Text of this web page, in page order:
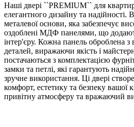
Наші двері ``PREMIUM`` для
елегантного дизайну та надійності.
металевої основи, яка забезпечує
оздоблені МДФ панелями, що
інтер'єру. Кожна панель оброблена
деталей, виражаючи якість і
постачаються з комплектацією
замки та петлі, які гарантують
зручне використання. Ці двері
комфорт, естетику та безпеку вашої
привітну атмосферу та вражаючий